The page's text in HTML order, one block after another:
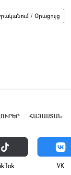
/ Օրացույց
ՀԱՅԱՍՏԱՆ
VK